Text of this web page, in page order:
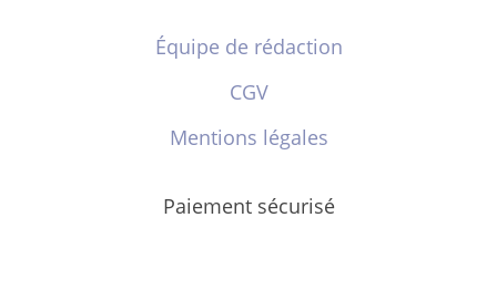
Équipe de rédaction
CGV
Mentions légales
Paiement sécurisé